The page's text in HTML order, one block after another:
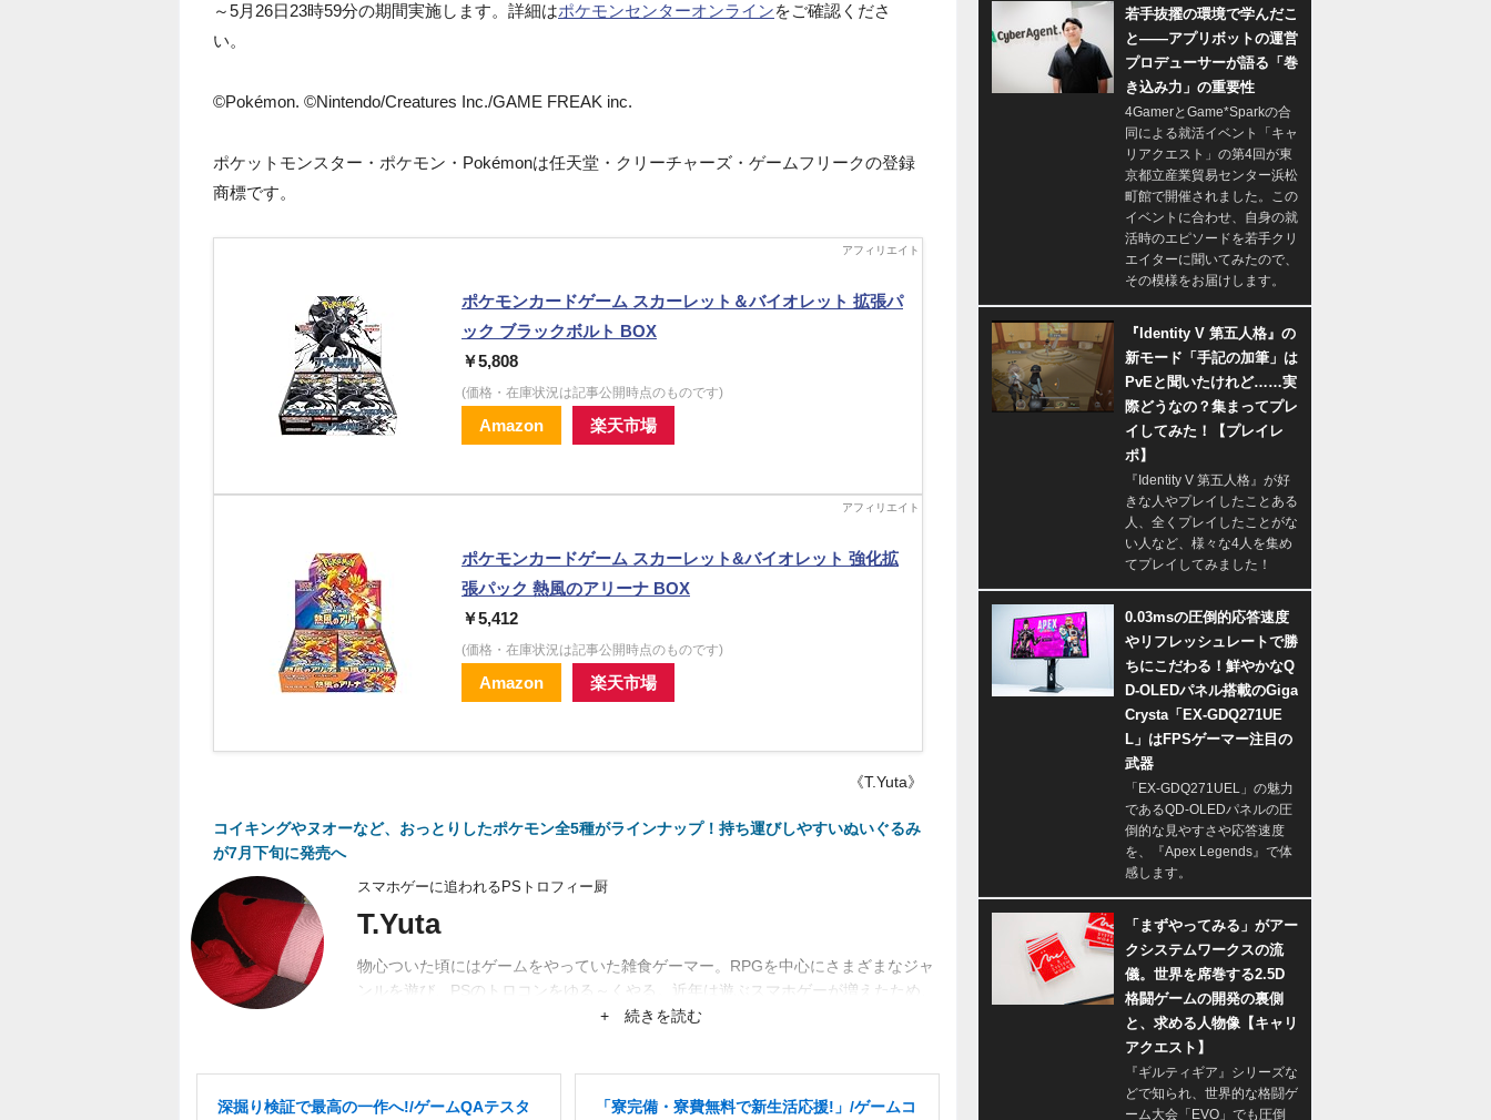
～5月26日23時59分の期間実施します。詳細はポケモンセンターオンラインをご確認くださ
い。
©Pokémon. ©Nintendo/Creatures Inc./GAME FREAK inc.
ポケットモンスター・ポケモン・Pokémonは任天堂・クリーチャーズ・ゲームフリークの登録
商標です。
ポケモンカードゲーム スカーレット＆バイオレット 拡張パ
ック ブラックボルト BOX
￥5,808
(価格・在庫状況は記事公開時点のものです)
Amazon 楽天市場
ポケモンカードゲーム スカーレット&バイオレット 強化拡
張パック 熱風のアリーナ BOX
￥5,412
(価格・在庫状況は記事公開時点のものです)
Amazon 楽天市場
《T.Yuta》
コイキングやヌオーなど、おっとりしたポケモン全5種がラインナップ！持ち運びしやすいぬいぐるみ
が7月下旬に発売へ
スマホゲーに追われるPSトロフィー厨
T.Yuta
物心ついた頃にはゲームをやっていた雑食ゲーマー。RPGを中心にさまざまなジャ
ンルを遊び、PSのトロコンをゆる～くやる。近年は遊ぶスマホゲーが増えたため、
なかなかトロフィー集めできてないことが悩み。
+ 続きを読む
深掘り検証で最高の一作へ!/ゲームQAテスタ 「寮完備・寮費無料で新生活応援!」/ゲームコ
若手抜擢の環境で学んだこ
と――アプリボットの運営
プロデューサーが語る「巻
き込み力」の重要性
4GamerとGame*Sparkの合
同による就活イベント「キャ
リアクエスト」の第4回が東
京都立産業貿易センター浜松
町館で開催されました。この
イベントに合わせ、自身の就
活時のエピソードを若手クリ
エイターに聞いてみたので、
その模様をお届けします。
『Identity V 第五人格』の
新モード「手記の加筆」は
PvEと聞いたけれど……実
際どうなの？集まってプレ
イしてみた！【プレイレ
ポ】
『Identity V 第五人格』が好
きな人やプレイしたことある
人、全くプレイしたことがな
い人など、様々な4人を集め
てプレイしてみました！
0.03msの圧倒的応答速度
やリフレッシュレートで勝
ちにこだわる！鮮やかなQ
D-OLEDパネル搭載のGiga
Crysta「EX-GDQ271UE
L」はFPSゲーマー注目の
武器
「EX-GDQ271UEL」の魅力
であるQD-OLEDパネルの圧
倒的な見やすさや応答速度
を、『Apex Legends』で体
感します。
「まずやってみる」がアー
クシステムワークスの流
儀。世界を席巻する2.5D
格闘ゲームの開発の裏側
と、求める人物像【キャリ
アクエスト】
『ギルティギア』シリーズな
どで知られ、世界的な格闘ゲ
ーム大会「EVO」でも圧倒